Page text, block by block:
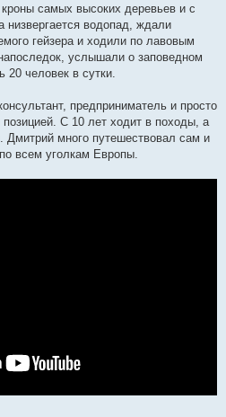
самых высоких деревьев и с
низвергается водопад, ждали
гейзера и ходили по лавовым
услышали о заповедном
20 человек в сутки.
предприниматель и просто
позицией. С 10 лет ходит в походы, а
Дмитрий много путешествовал сам и
всем уголкам Европы.